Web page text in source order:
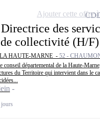
des
collectivité (H/F)
HAUTE-MARNE - 52 -
conseil départemental de la Haute-
du Territoire qui intervient dans le
Ajouter cette offre